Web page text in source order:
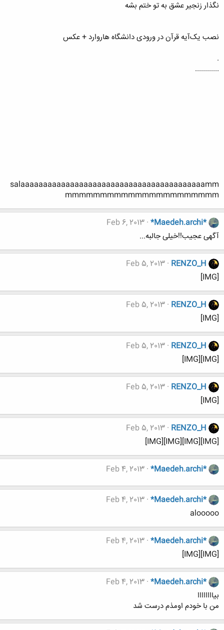
نگذار زنجیر عشق به تو ختم بشه
نصب یک‌آیه قرآن در ورودی دانشگاه‌ هاروارد + عکس
.
............
salaaaaaaaaaaaaaaaaaaaaaaaaaaaaaaaaaaaaaaaaamm
mmmmmmmmmmmmmmmmmmmmmm
*Maedeh.archi*
Feb 6, 2013
آگهی عجیب!!خیلی جالبه...
RENZO_H
Feb 5, 2013
[IMG]
RENZO_H
Feb 5, 2013
[IMG]
RENZO_H
Feb 5, 2013
[IMG][IMG]
RENZO_H
Feb 5, 2013
[IMG]
RENZO_H
Feb 5, 2013
[IMG][IMG][IMG][IMG]
*Maedeh.archi*
Feb 4, 2013
*Maedeh.archi*
Feb 4, 2013
alooooo
*Maedeh.archi*
Feb 4, 2013
[IMG][IMG]
*Maedeh.archi*
Feb 4, 2013
بیاااااااا
من با خودم اومذم درست شد